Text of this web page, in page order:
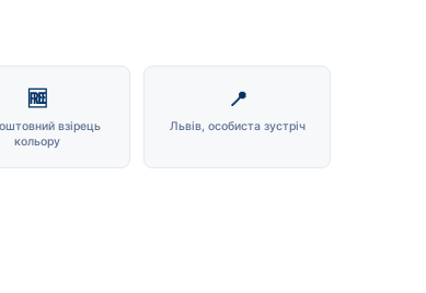
🆓
взірець
кольору
📍
Львів, особиста зустріч